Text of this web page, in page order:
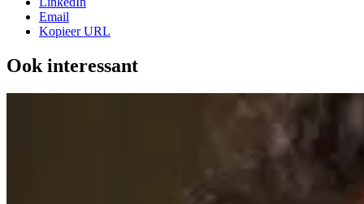
Email
Kopieer URL
Ook interessant